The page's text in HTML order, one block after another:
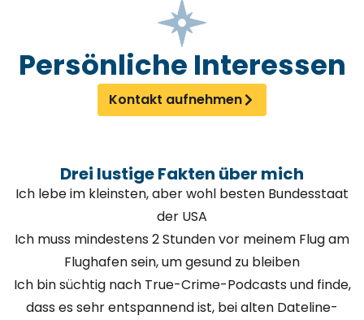
Persönliche Interessen
Kontakt aufnehmen
Drei lustige Fakten über mich
Ich lebe im kleinsten, aber wohl besten Bundesstaat
der USA
Ich muss mindestens 2 Stunden vor meinem Flug am
Flughafen sein, um gesund zu bleiben
Ich bin süchtig nach True-Crime-Podcasts und finde,
dass es sehr entspannend ist, bei alten Dateline-